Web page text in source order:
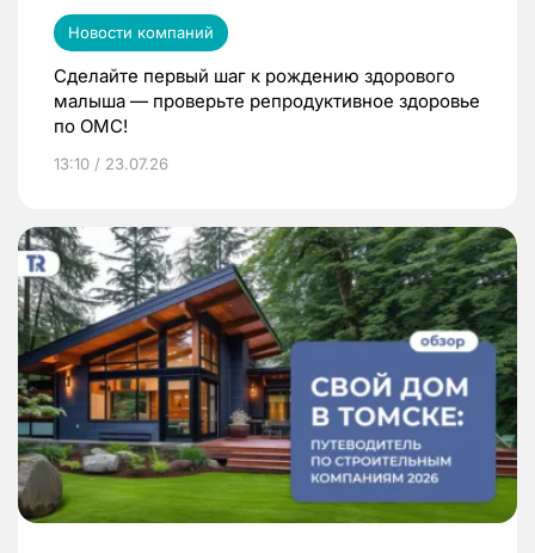
Новости компаний
Сделайте первый шаг к рождению здорового
малыша — проверьте репродуктивное здоровье
по ОМС!
13:10 / 23.07.26